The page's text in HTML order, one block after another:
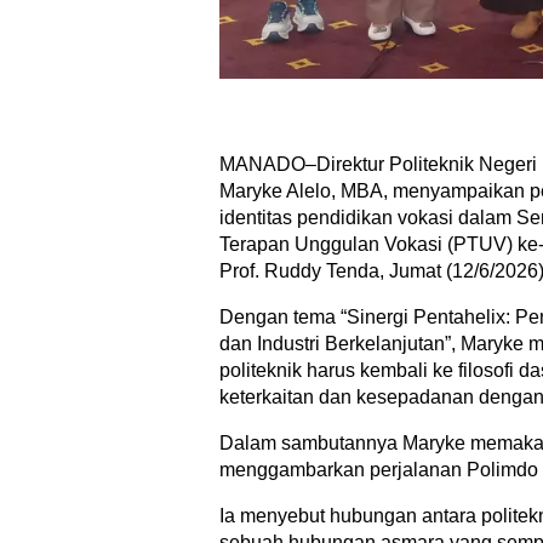
MANADO–Direktur Politeknik
Maryke Alelo, MBA, menyampaikan
identitas pendidikan vokasi dalam
Terapan Unggulan Vokasi (PTUV)
Prof. Ruddy Tenda, Jumat (12/6/
Dengan tema “Sinergi Pentahelix:
dan Industri Berkelanjutan”, Maryke
politeknik harus kembali ke filosofi
keterkaitan dan kesepadanan
Dalam sambutannya Maryke
menggambarkan perjalanan
Ia menyebut hubungan antara